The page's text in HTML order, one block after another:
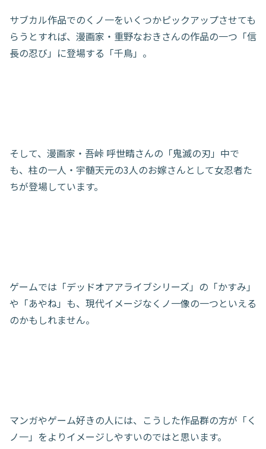
サブカル作品でのくノ一をいくつかピックアップさせても
らうとすれば、漫画家・重野なおきさんの作品の一つ「信
長の忍び」に登場する「千鳥」。
そして、漫画家・吾峠 呼世晴さんの「鬼滅の刃」中で
も、柱の一人・宇髄天元の3人のお嫁さんとして女忍者た
ちが登場しています。
ゲームでは「デッドオアアライブシリーズ」の「かすみ」
や「あやね」も、現代イメージなくノ一像の一つといえる
のかもしれません。
マンガやゲーム好きの人には、こうした作品群の方が「く
ノ一」をよりイメージしやすいのではと思います。